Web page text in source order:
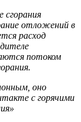
сгорания
отложений в
расход
потоком
оно
с горячими